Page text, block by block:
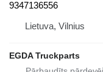
9347136556
Lietuva, Vilnius
EGDA Truckparts